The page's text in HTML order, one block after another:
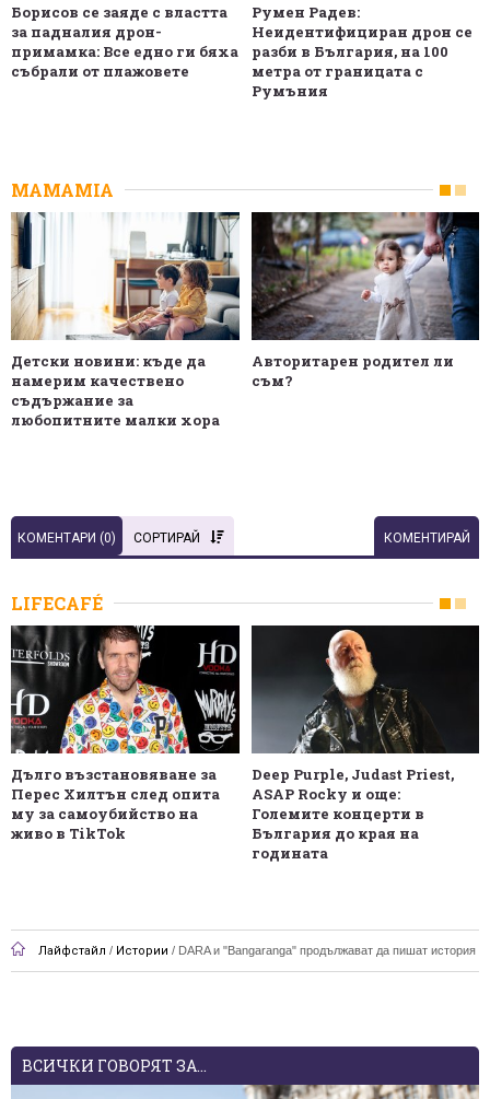
Борисов се заяде с властта
за падналия дрон-
примамка: Все едно ги бяха
събрали от плажовете
Румен Радев:
Неидентифициран дрон се
разби в България, на 100
метра от границата с
Румъния
MAMAMIA
Детски новини: къде да
намерим качествено
съдържание за
любопитните малки хора
Авторитарен родител ли
съм?
КОМЕНТАРИ (0) СОРТИРАЙ КОМЕНТИРАЙ
LIFECAFÉ
Дълго възстановяване за
Перес Хилтън след опита
му за самоубийство на
живо в TikTok
Deep Purple, Judast Priest,
ASAP Rocky и още:
Големите концерти в
България до края на
годината
Лайфстайл / Истории / DARA и "Bangaranga" продължават да пишат история
ВСИЧКИ ГОВОРЯТ ЗА...